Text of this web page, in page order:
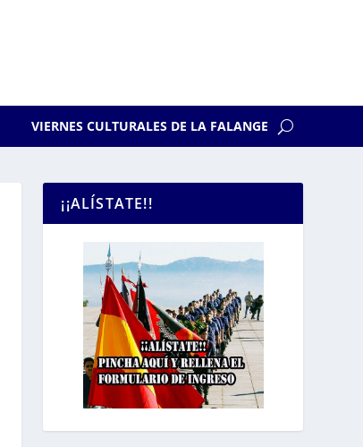
VIERNES CULTURALES DE LA FALANGE
¡¡ALÍSTATE!!